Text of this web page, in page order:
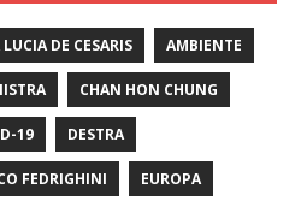
DE CESARIS AMBIENTE
CHAN HON CHUNG
19 DESTRA
FEDRIGHINI EUROPA